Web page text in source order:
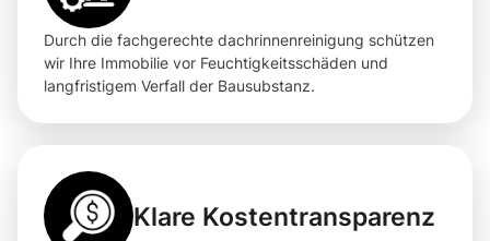
Durch die fachgerechte dachrinnenreinigung schützen
wir Ihre Immobilie vor Feuchtigkeitsschäden und
langfristigem Verfall der Bausubstanz.
Klare Kostentransparenz